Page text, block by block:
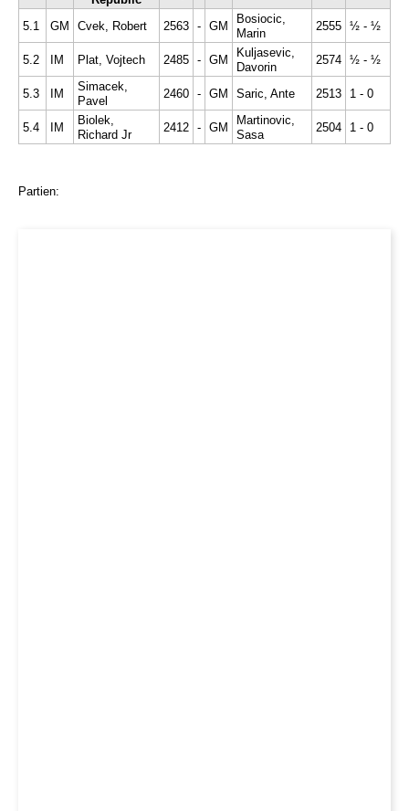
5.1 GM Cvek, Robert 2563 - GM
Bosiocic,
Marin
2555 ½ - ½
5.2 IM Plat, Vojtech 2485 - GM
Kuljasevic,
Davorin
2574 ½ - ½
5.3 IM
Simacek,
Pavel
2460 - GM Saric, Ante 2513 1 - 0
5.4 IM
Biolek,
Richard Jr
2412 - GM
Martinovic,
Sasa
2504 1 - 0
Partien: